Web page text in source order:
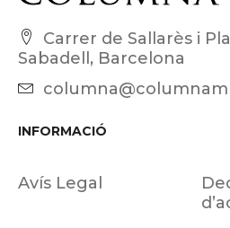
Carrer de Sallarès i
Sabadell, Barcelona
INFORMACIÓ
Avís Legal